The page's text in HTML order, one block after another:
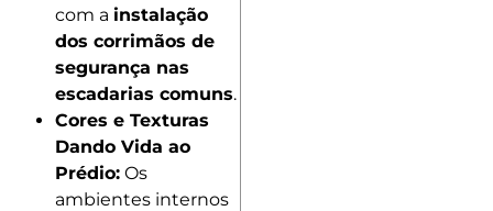
com a instalação
dos corrimãos de
segurança nas
escadarias comuns.
Cores e Texturas
Dando Vida ao
Prédio: Os
ambientes internos